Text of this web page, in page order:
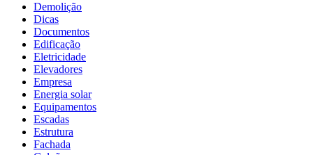
Demolição
Dicas
Documentos
Edificação
Eletricidade
Elevadores
Empresa
Energia solar
Equipamentos
Escadas
Estrutura
Fachada